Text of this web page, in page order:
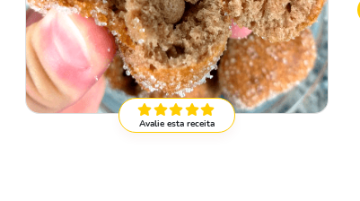
Avalie esta receita